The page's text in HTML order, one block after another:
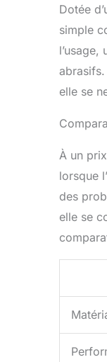
Dotée
simple
elle se
À un
lorsque
des
elle se